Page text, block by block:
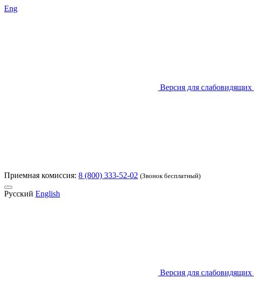
Eng
Версия для слабовидящих
Приемная комиссия: 8 (800) 333-52-02 (Звонок бесплатный)
Русский English
Версия для слабовидящих